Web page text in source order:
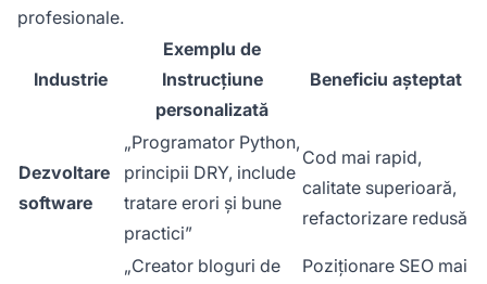
profesionale.
Industrie
Exemplu de
Instrucțiune
personalizată
Beneficiu așteptat
Dezvoltare
software
„Programator Python,
principii DRY, include
tratare erori și bune
practici”
Cod mai rapid,
calitate superioară,
refactorizare redusă
„Creator bloguri de
Poziționare SEO mai